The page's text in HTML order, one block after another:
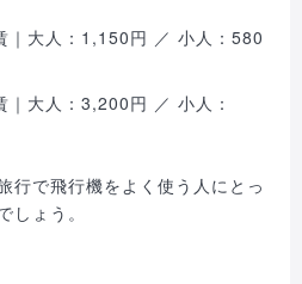
｜大人：1,150円 ／ 小人：580
｜大人：3,200円 ／ 小人：
行で飛行機をよく使う人にとっ
しょう。